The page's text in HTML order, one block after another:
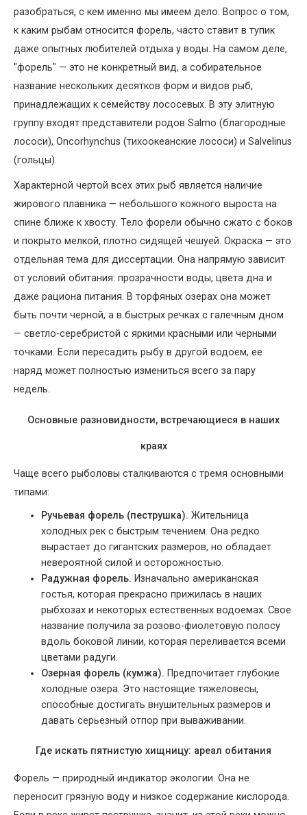
разобраться, с кем именно мы имеем дело. Вопрос о том,
к каким рыбам относится форель, часто ставит в тупик
даже опытных любителей отдыха у воды. На самом деле,
"форель" — это не конкретный вид, а собирательное
название нескольких десятков форм и видов рыб,
принадлежащих к семейству лососевых. В эту элитную
группу входят представители родов Salmo (благородные
лососи), Oncorhynchus (тихоокеанские лососи) и Salvelinus
(гольцы).
Характерной чертой всех этих рыб является наличие
жирового плавника — небольшого кожного выроста на
спине ближе к хвосту. Тело форели обычно сжато с боков
и покрыто мелкой, плотно сидящей чешуей. Окраска — это
отдельная тема для диссертации. Она напрямую зависит
от условий обитания: прозрачности воды, цвета дна и
даже рациона питания. В торфяных озерах она может
быть почти черной, а в быстрых речках с галечным дном
— светло-серебристой с яркими красными или черными
точками. Если пересадить рыбу в другой водоем, ее
наряд может полностью измениться всего за пару
недель.
Основные разновидности, встречающиеся в наших
краях
Чаще всего рыболовы сталкиваются с тремя основными
типами:
Ручьевая форель (пеструшка). Жительница
холодных рек с быстрым течением. Она редко
вырастает до гигантских размеров, но обладает
невероятной силой и осторожностью.
Радужная форель. Изначально американская
гостья, которая прекрасно прижилась в наших
рыбхозах и некоторых естественных водоемах. Свое
название получила за розово-фиолетовую полосу
вдоль боковой линии, которая переливается всеми
цветами радуги.
Озерная форель (кумжа). Предпочитает глубокие
холодные озера. Это настоящие тяжеловесы,
способные достигать внушительных размеров и
давать серьезный отпор при вываживании.
Где искать пятнистую хищницу: ареал обитания
Форель — природный индикатор экологии. Она не
переносит грязную воду и низкое содержание кислорода.